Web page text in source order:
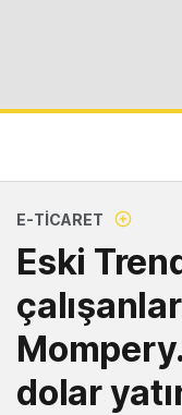
E-TICARET
Eski
dolar